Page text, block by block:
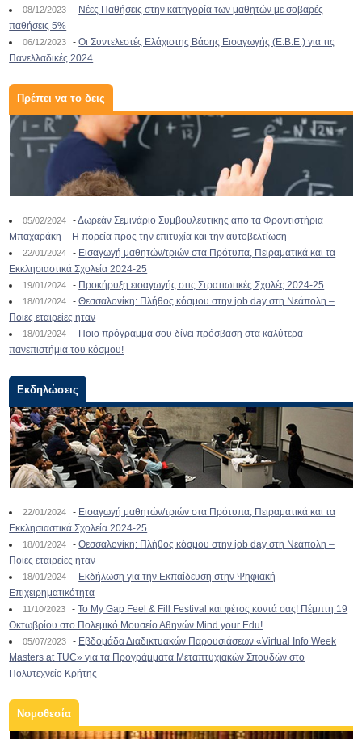
08/12/2023 - Νέες Παθήσεις στην κατηγορία των μαθητών με σοβαρές
παθήσεις 5%
06/12/2023 -Οι Συντελεστές Ελάχιστης Βάσης Εισαγωγής (Ε.Β.Ε.) για τις
Πανελλαδικές 2024
Πρέπει να το δεις
05/02/2024 -Δωρεάν Σεμινάριο Συμβουλευτικής από τα Φροντιστήρια
Μπαχαράκη – Η πορεία προς την επιτυχία και την αυτοβελτίωση
22/01/2024 - Εισαγωγή μαθητών/τριών στα Πρότυπα, Πειραματικά και τα
Εκκλησιαστικά Σχολεία 2024-25
19/01/2024 - Προκήρυξη εισαγωγής στις Στρατιωτικές Σχολές 2024-25
18/01/2024 -Θεσσαλονίκη: Πλήθος κόσμου στην job day στη Νεάπολη –
Ποιες εταιρείες ήταν
18/01/2024 - Ποιο πρόγραμμα σου δίνει πρόσβαση στα καλύτερα
πανεπιστήμια του κόσμου!
Εκδηλώσεις
22/01/2024 - Εισαγωγή μαθητών/τριών στα Πρότυπα, Πειραματικά και τα
Εκκλησιαστικά Σχολεία 2024-25
18/01/2024 -Θεσσαλονίκη: Πλήθος κόσμου στην job day στη Νεάπολη –
Ποιες εταιρείες ήταν
18/01/2024 - Εκδήλωση για την Εκπαίδευση στην Ψηφιακή
Επιχειρηματικότητα
11/10/2023 -To My Gap Feel & Fill Festival και φέτος κοντά σας! Πέμπτη 19
Οκτωβρίου στο Πολεμικό Μουσείο Αθηνών Mind your Edu!
05/07/2023 - Εβδομάδα Διαδικτυακών Παρουσιάσεων «Virtual Info Week
Masters at TUC» για τα Προγράμματα Μεταπτυχιακών Σπουδών στο
Πολυτεχνείο Κρήτης
Νομοθεσία